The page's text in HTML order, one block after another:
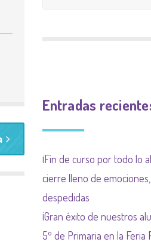
EXTRAESCOLAR
Actividades
complementarias
de funcionamiento de
centro y convivencia
INCLUYO
DE CENTRO
DEL COMEDOR
Plan Regional contra las
drogas de la
Entradas
¡Fin de curso por todo lo
cierre lleno de
despedidas
¡Gran éxito de nuestros
5º de Primaria en la Feria